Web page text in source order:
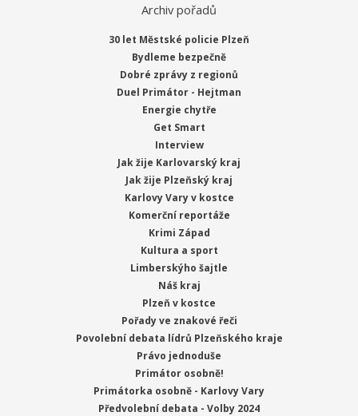
Archiv pořadů
30 let Městské policie Plzeň
Bydleme bezpečně
Dobré zprávy z regionů
Duel Primátor - Hejtman
Energie chytře
Get Smart
Interview
Jak žije Karlovarský kraj
Jak žije Plzeňský kraj
Karlovy Vary v kostce
Komerční reportáže
Krimi Západ
Kultura a sport
Limberskýho šajtle
Náš kraj
Plzeň v kostce
Pořady ve znakové řeči
Povolební debata lídrů Plzeňského kraje
Právo jednoduše
Primátor osobně!
Primátorka osobně - Karlovy Vary
Předvolební debata - Volby 2024